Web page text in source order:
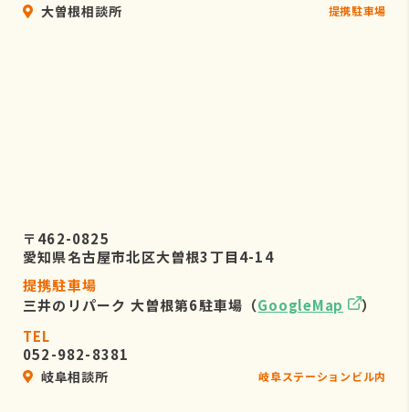
大曽根相談所 提携駐車場
〒462-0825
愛知県名古屋市北区大曽根3丁目4-14
提携駐車場
三井のリパーク 大曽根第6駐車場（GoogleMap
）
TEL
052-982-8381
岐阜相談所 岐阜ステーションビル内